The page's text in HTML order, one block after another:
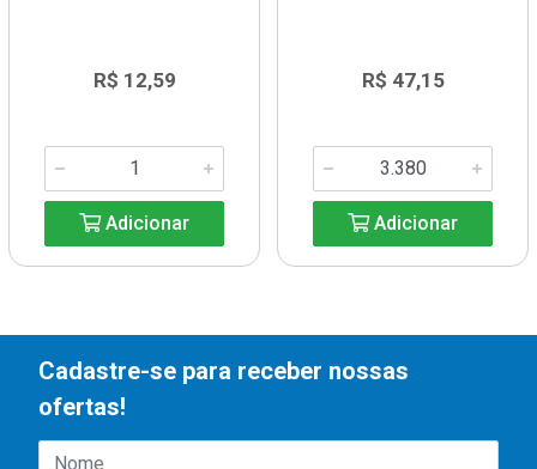
R$ 12,59
Adicionar
R$ 47,15
Adicionar
Cadastre-se para receber nossas
ofertas!